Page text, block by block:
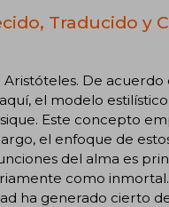
Traducido y
De acuerdo
el modelo
Este concepto
el enfoque de
del alma es
como
ha generado cierto